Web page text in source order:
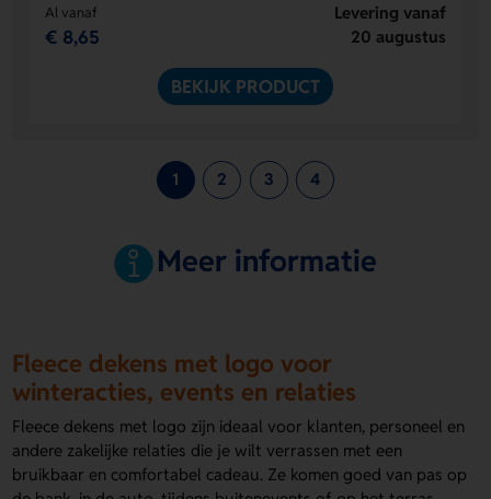
Al vanaf
€ 8,65
Levering vanaf
20 augustus
BEKIJK PRODUCT
1 2 3 4
Meer informatie
Fleece dekens met logo voor
winteracties, events en relaties
Fleece dekens met logo zijn ideaal voor klanten, personeel en
andere zakelijke relaties die je wilt verrassen met een
bruikbaar en comfortabel cadeau. Ze komen goed van pas op